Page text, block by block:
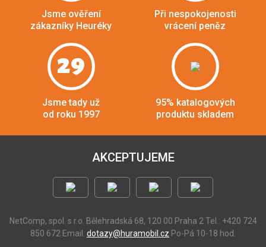
Jsme ověření
zákazníky Heuréky
Při nespokojenosti
vrácení peněz
29
Jsme tady už
od roku 1997
95% katalogových
produktu skladem
AKCEPTUJEME
NetComp, spol. s r.o. Bělehradská 68, 120 00 Praha 2 Tel.: +420 724
850 672 Email: dotazy@huramobil.cz Po-Pá 10-18 hod.